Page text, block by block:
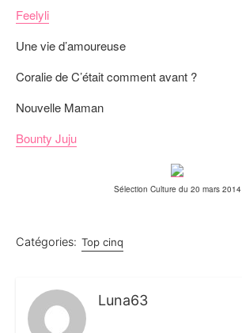
Feelyli
Une vie d’amoureuse
Coralie de C’était comment avant ?
Nouvelle Maman
Bounty Juju
Sélection Culture du 20 mars 2014
Catégories: Top cinq
Luna63